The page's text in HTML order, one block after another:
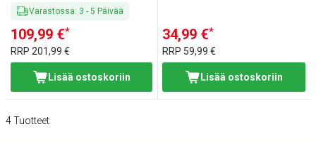
Varastossa: 3 - 5 Päivää
109,99 €*
RRP 201,99 €
Lisää ostoskoriin
34,99 €*
RRP 59,99 €
Lisää ostoskoriin
4Tuotteet